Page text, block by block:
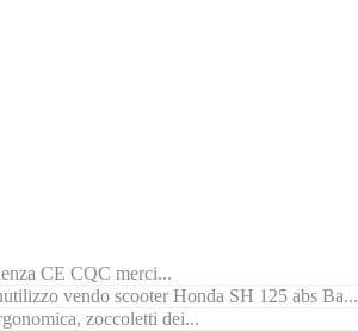
CE CQC merci...
vendo scooter Honda SH 125 abs Ba...
zoccoletti dei...